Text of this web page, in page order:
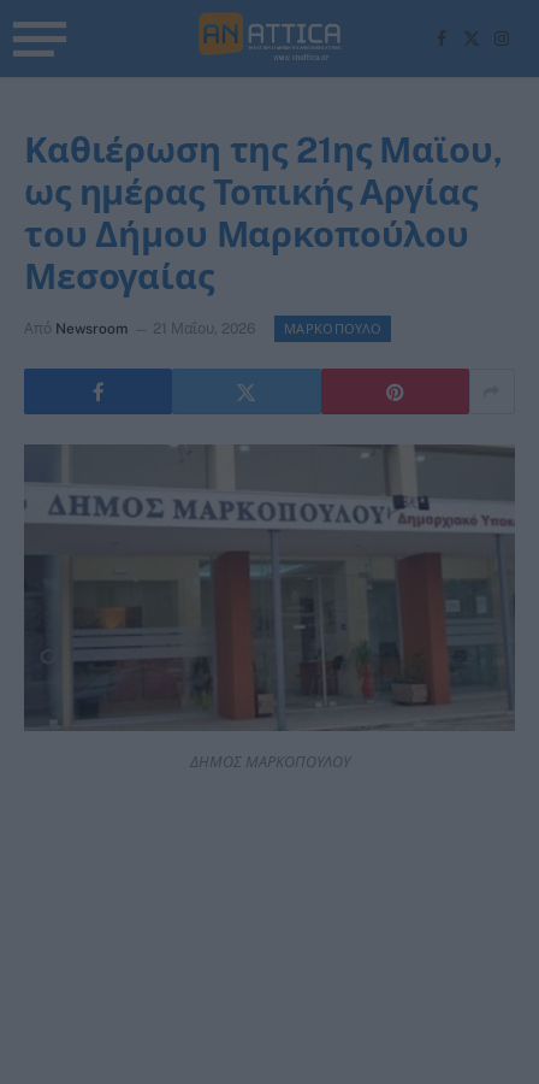
Facebook
X
(Twitter)
Καθιέρωση της 21ης Μαϊου,
ως ημέρας Τοπικής Αργίας
του Δήμου Μαρκοπούλου
Μεσογαίας
Από Newsroom 21 Μαΐου, 2026 ΜΑΡΚΟΠΟΥΛΟ
ΔΗΜΟΣ ΜΑΡΚΟΠΟΥΛΟΥ